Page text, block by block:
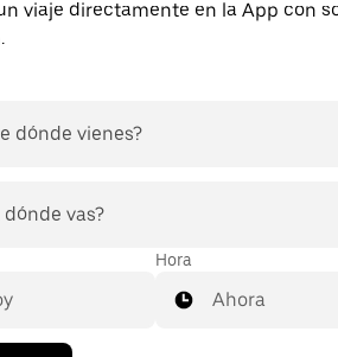
viaje directamente en la App con
dónde vienes?
dónde vas?
Hora
Ahora